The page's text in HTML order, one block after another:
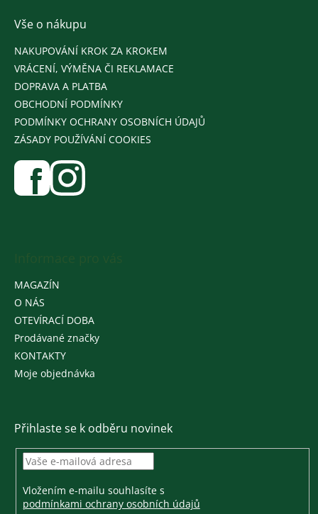
Vše o nákupu
NAKUPOVÁNÍ KROK ZA KROKEM
VRÁCENÍ, VÝMĚNA ČI REKLAMACE
DOPRAVA A PLATBA
OBCHODNÍ PODMÍNKY
PODMÍNKY OCHRANY OSOBNÍCH ÚDAJŮ
ZÁSADY POUŽÍVÁNÍ COOKIES
MAGAZÍN
O NÁS
OTEVÍRACÍ DOBA
Prodávané značky
KONTAKTY
Moje objednávka
Přihlaste se k odběru novinek
Vložením e-mailu souhlasíte s
podmínkami ochrany osobních údajů